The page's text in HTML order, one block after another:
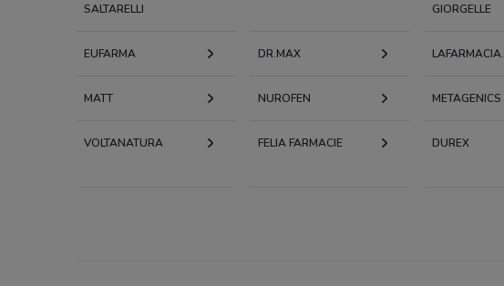
SALTARELLI
GIORGELLE
EUFARMA DR.MAX LAFARMACIA.
MATT NUROFEN METAGENICS
VOLTANATURA FELIA FARMACIE DUREX